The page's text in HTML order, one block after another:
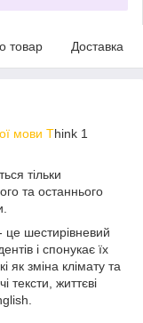
товар Доставка
мови Think 1
тільки
та останнього
це шестирівневий
і спонукає їх
як зміна клімату та
тексти, життєві